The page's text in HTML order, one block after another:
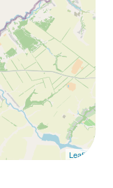
Leaflet